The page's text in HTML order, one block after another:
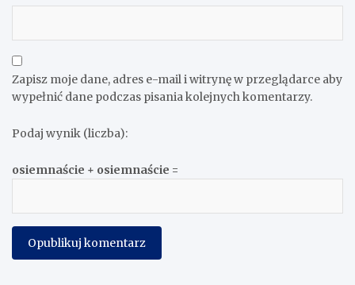
Zapisz moje dane, adres e-mail i witrynę w przeglądarce aby
wypełnić dane podczas pisania kolejnych komentarzy.
Podaj wynik (liczba):
osiemnaście + osiemnaście =